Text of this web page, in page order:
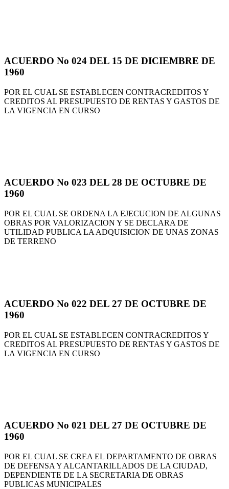
ACUERDO No 024 DEL 15 DE DICIEMBRE DE
1960
POR EL CUAL SE ESTABLECEN CONTRACREDITOS Y
CREDITOS AL PRESUPUESTO DE RENTAS Y GASTOS DE
LA VIGENCIA EN CURSO
ACUERDO No 023 DEL 28 DE OCTUBRE DE
1960
POR EL CUAL SE ORDENA LA EJECUCION DE ALGUNAS
OBRAS POR VALORIZACION Y SE DECLARA DE
UTILIDAD PUBLICA LA ADQUISICION DE UNAS ZONAS
DE TERRENO
ACUERDO No 022 DEL 27 DE OCTUBRE DE
1960
POR EL CUAL SE ESTABLECEN CONTRACREDITOS Y
CREDITOS AL PRESUPUESTO DE RENTAS Y GASTOS DE
LA VIGENCIA EN CURSO
ACUERDO No 021 DEL 27 DE OCTUBRE DE
1960
POR EL CUAL SE CREA EL DEPARTAMENTO DE OBRAS
DE DEFENSA Y ALCANTARILLADOS DE LA CIUDAD,
DEPENDIENTE DE LA SECRETARIA DE OBRAS
PUBLICAS MUNICIPALES